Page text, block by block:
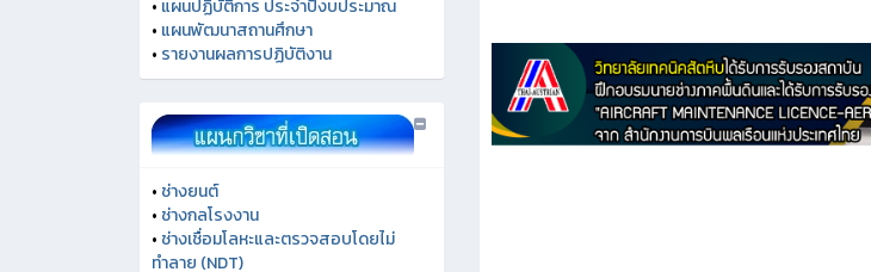
• แผนปฏิบัติการ ประจำปีงบประมาณ
• แผนพัฒนาสถานศึกษา
• รายงานผลการปฏิบัติงาน
• ช่างยนต์
• ช่างกลโรงงาน
• ช่างเชื่อมโลหะและตรวจสอบโดยไม่
ทำลาย (NDT)